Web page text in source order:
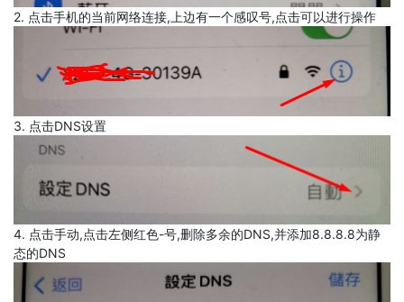
2. 点击手机的当前网络连接,上边有一个感叹号,点击可以进行操作
3. 点击DNS设置
4. 点击手动,点击左侧红色-号,删除多余的DNS,并添加8.8.8.8为静
态的DNS